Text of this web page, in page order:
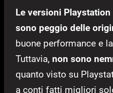
Le versioni
sono peggio delle
buone performance e
Tuttavia, non sono
quanto visto su
a conti fatti migliori